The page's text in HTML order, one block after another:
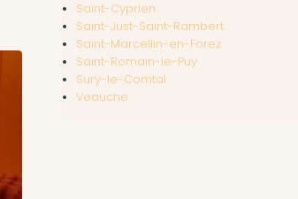
Saint-Cyprien
Saint-Just-Saint-Rambert
Saint-Marcellin-en-Forez
Saint-Romain-le-Puy
Sury-le-Comtal
Veauche